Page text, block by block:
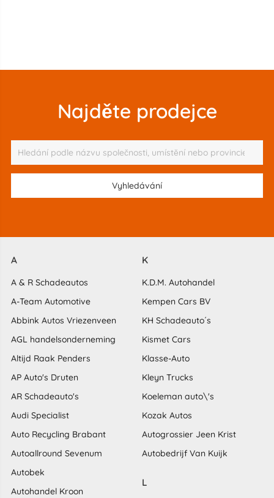
Najděte prodejce
A
A & R Schadeautos
A-Team Automotive
Abbink Autos Vriezenveen
AGL handelsonderneming
Altijd Raak Penders
AP Auto's Druten
AR Schadeauto's
Audi Specialist
Auto Recycling Brabant
Autoallround Sevenum
Autobek
Autohandel Kroon
K
K.D.M. Autohandel
Kempen Cars BV
KH Schadeauto´s
Kismet Cars
Klasse-Auto
Kleyn Trucks
Koeleman auto\'s
Kozak Autos
Autogrossier Jeen Krist
Autobedrijf Van Kuijk
L